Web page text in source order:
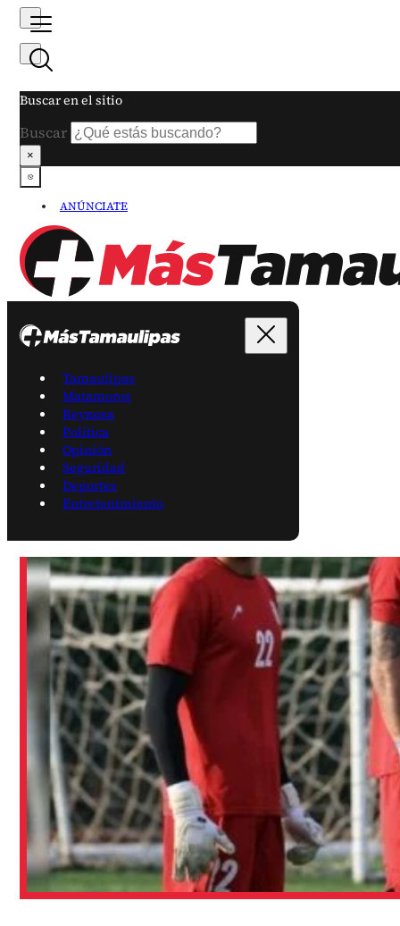
Buscar en el sitio
Buscar
×
ANÚNCIATE
Tamaulipas
Matamoros
Reynosa
Política
Opinión
Seguridad
Deportes
Entretenimiento